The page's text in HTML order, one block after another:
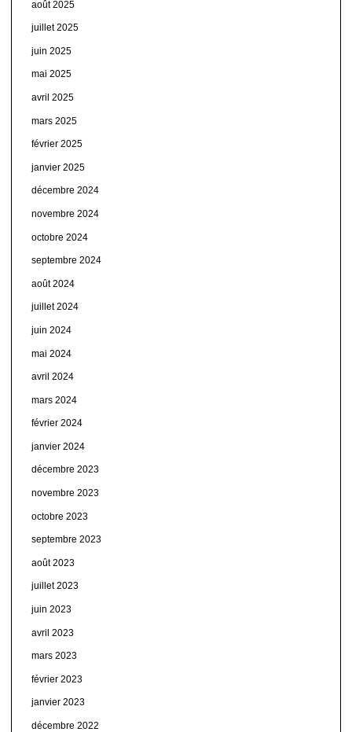
août 2025
juillet 2025
juin 2025
mai 2025
avril 2025
mars 2025
février 2025
janvier 2025
décembre 2024
novembre 2024
octobre 2024
septembre 2024
août 2024
juillet 2024
juin 2024
mai 2024
avril 2024
mars 2024
février 2024
janvier 2024
décembre 2023
novembre 2023
octobre 2023
septembre 2023
août 2023
juillet 2023
juin 2023
avril 2023
mars 2023
février 2023
janvier 2023
décembre 2022